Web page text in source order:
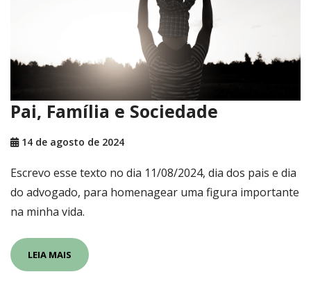
Pai, Família e Sociedade
14 de agosto de 2024
Escrevo esse texto no dia 11/08/2024, dia dos pais e dia
do advogado, para homenagear uma figura importante
na minha vida.
LEIA MAIS